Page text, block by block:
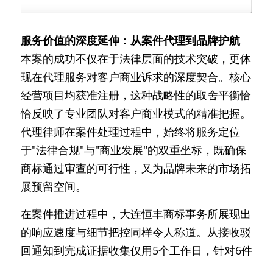
服务价值的深度延伸：从案件代理到品牌护航
本案的成功不仅在于法律层面的技术突破，更体
现在代理服务对客户商业诉求的深度契合。核心
经营项目均获准注册，这种战略性的取舍平衡恰
恰反映了专业团队对客户商业模式的精准把握。
代理律师在案件处理过程中，始终将服务定位
于"法律合规"与"商业发展"的双重坐标，既确保
商标通过审查的可行性，又为品牌未来的市场拓
展预留空间。
在案件推进过程中，大连恒丰商标事务所展现出
的响应速度与细节把控同样令人称道。从接收驳
回通知到完成证据收集仅用5个工作日，针对6件